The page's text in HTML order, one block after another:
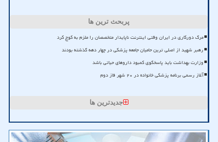
پربحث ترین ها
مرگ دورکاری در ایران وقتی اینترنت ناپایدار متخصصان را ملزم به کوچ کرد
رهبر شهید از اصلی ترین حامیان جامعه پزشکی در چهار دهه گذشته بودند
وزارت بهداشت باید پاسخگوی کمبود داروهای حیاتی باشد
آغاز رسمی برنامه پزشکی خانواده در ۲۰ شهر فاز دوم
جدیدترین ها